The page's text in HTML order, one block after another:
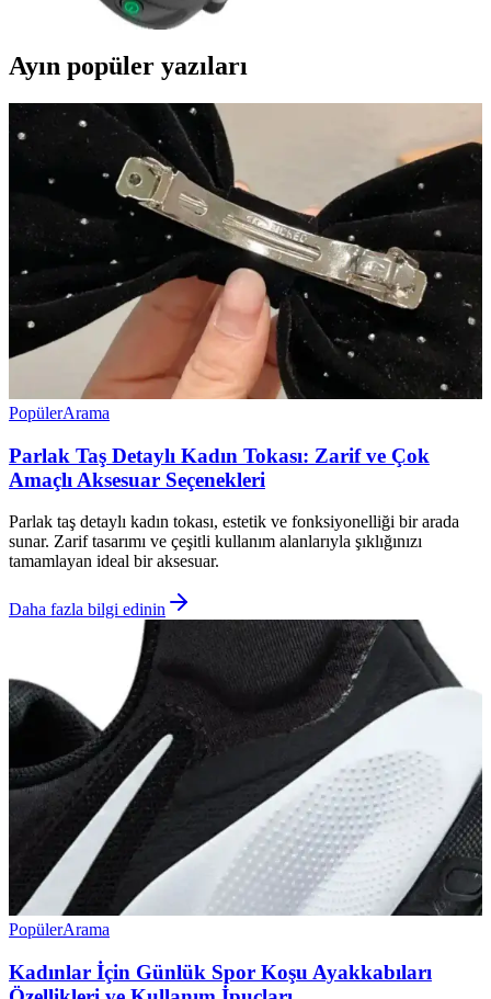
Ayın popüler yazıları
PopülerArama
Parlak Taş Detaylı Kadın Tokası: Zarif ve Çok
Amaçlı Aksesuar Seçenekleri
Parlak taş detaylı kadın tokası, estetik ve fonksiyonelliği bir arada
sunar. Zarif tasarımı ve çeşitli kullanım alanlarıyla şıklığınızı
tamamlayan ideal bir aksesuar.
Daha fazla bilgi edinin
PopülerArama
Kadınlar İçin Günlük Spor Koşu Ayakkabıları